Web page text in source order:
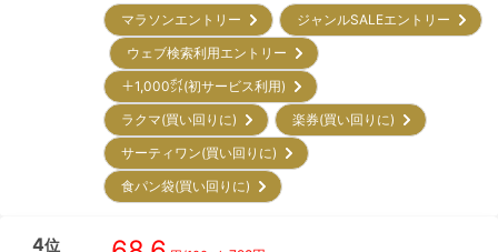
マラソンエントリー
ジャンルSALEエントリー
ウェブ検索利用エントリー
＋1,000㌽(初サービス利用)
ラクマ(買い回りに)
楽券(買い回りに)
サーティワン(買い回りに)
食パン袋(買い回りに)
4位